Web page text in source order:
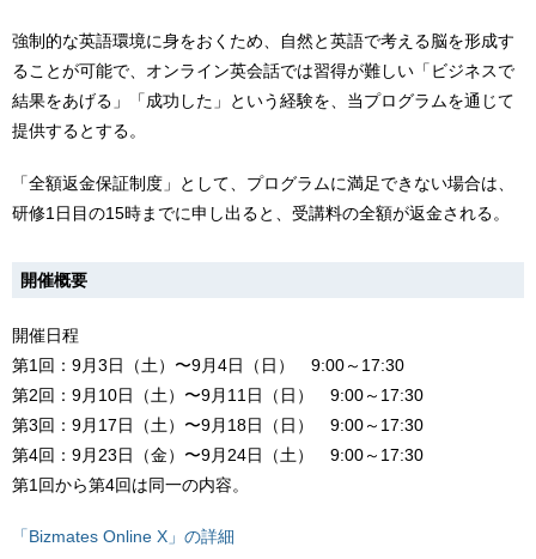
強制的な英語環境に身をおくため、自然と英語で考える脳を形成す
ることが可能で、オンライン英会話では習得が難しい「ビジネスで
結果をあげる」「成功した」という経験を、当プログラムを通じて
提供するとする。
「全額返金保証制度」として、プログラムに満足できない場合は、
研修1日目の15時までに申し出ると、受講料の全額が返金される。
開催概要
開催日程
第1回：9月3日（土）〜9月4日（日） 9:00～17:30
第2回：9月10日（土）〜9月11日（日） 9:00～17:30
第3回：9月17日（土）〜9月18日（日） 9:00～17:30
第4回：9月23日（金）〜9月24日（土） 9:00～17:30
第1回から第4回は同一の内容。
「Bizmates Online X」の詳細